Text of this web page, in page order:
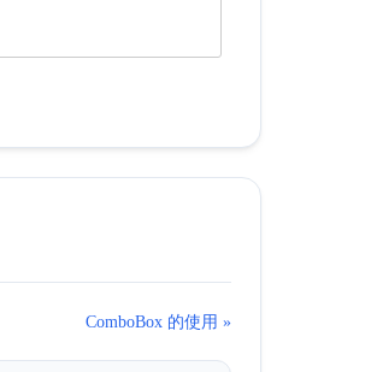
ComboBox 的使用 »